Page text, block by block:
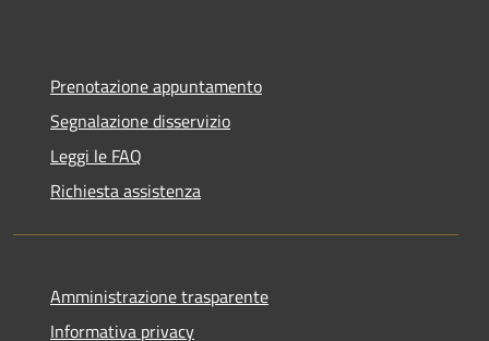
Prenotazione appuntamento
Segnalazione disservizio
Leggi le FAQ
Richiesta assistenza
Amministrazione trasparente
Informativa privacy